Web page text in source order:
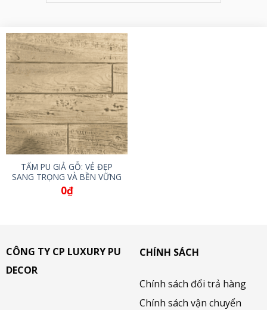
TẤM PU GIẢ GỖ: VẺ ĐẸP
SANG TRỌNG VÀ BỀN VỮNG
0₫
CÔNG TY CP LUXURY PU
DECOR
CHÍNH SÁCH
Chính sách đổi trả hàng
Chính sách vận chuyển